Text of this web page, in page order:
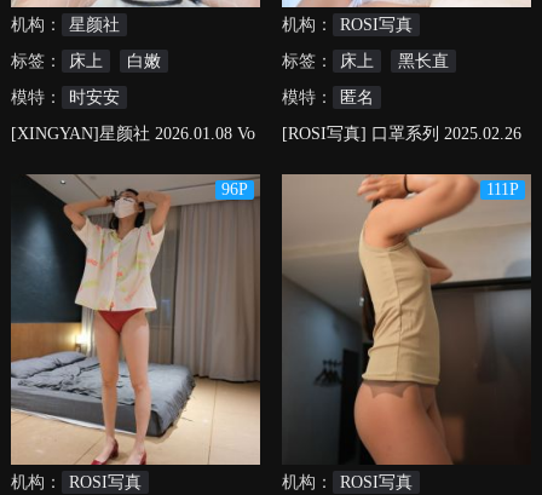
机构：
星颜社
标签：
床上
白嫩
模特：
时安安
[XINGYAN]星颜社 2026.01.08 Vo
机构：
ROSI写真
标签：
床上
黑长直
模特：
匿名
[ROSI写真] 口罩系列 2025.02.26
96P
机构：
ROSI写真
111P
机构：
ROSI写真